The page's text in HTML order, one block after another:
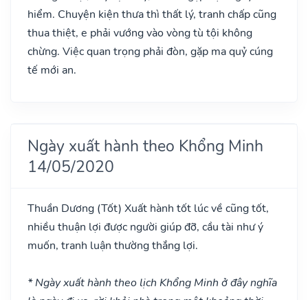
hiểm. Chuyện kiện thưa thì thất lý, tranh chấp cũng
thua thiệt, e phải vướng vào vòng tù tội không
chừng. Việc quan trọng phải đòn, gặp ma quỷ cúng
tế mới an.
Ngày xuất hành theo Khổng Minh
14/05/2020
Thuần Dương (Tốt) Xuất hành tốt lúc về cũng tốt,
nhiều thuận lợi được người giúp đỡ, cầu tài như ý
muốn, tranh luận thường thắng lợi.
* Ngày xuất hành theo lịch Khổng Minh ở đây nghĩa